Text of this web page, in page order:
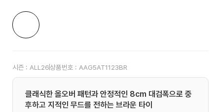
시즌 : ALL26상품번호 : AAG5AT1123BR
클래식한 올오버 패턴과 안정적인 8cm 대검폭으로 중
후하고 지적인 무드를 전하는 브라운 타이